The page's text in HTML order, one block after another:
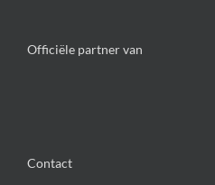
Officiële partner van
Contact